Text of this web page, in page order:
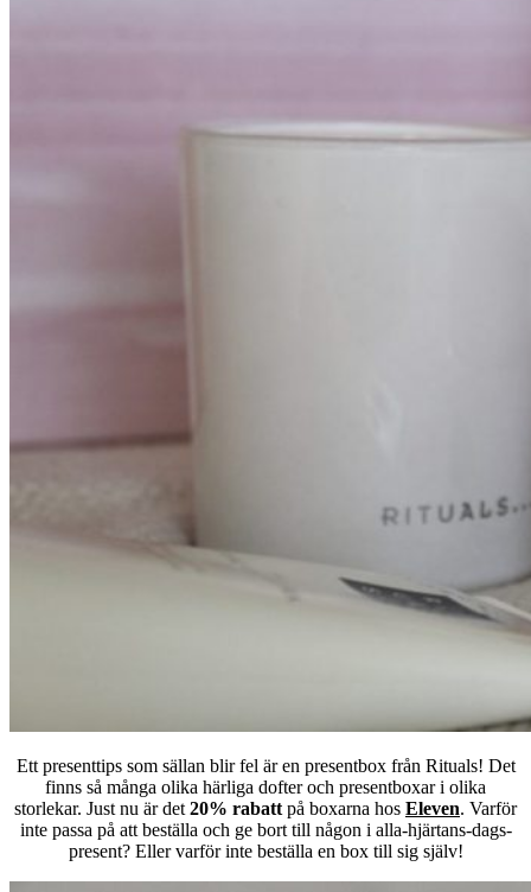
Ett presenttips som sällan blir fel är en presentbox från Rituals! Det
finns så många olika härliga dofter och presentboxar i olika
storlekar. Just nu är det20% rabattpå boxarna hos Eleven. Varför
inte passa på att beställa och ge bort till någon i alla-hjärtans-dags-
present? Eller varför inte beställa en box till sig själv!